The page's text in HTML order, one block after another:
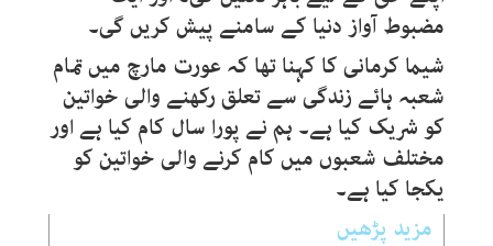
مضبوط آواز دنیا کے سامنے پیش کریں گی۔
شیما کرمانی کا کہنا تھا کہ عورت مارچ میں تمام
شعبہ ہائے زندگی سے تعلق رکھنے والی خواتین
کو شریک کیا ہے۔ ہم نے پورا سال کام کیا ہے اور
مختلف شعبوں میں کام کرنے والی خواتین کو
یکجا کیا ہے۔
مزید پڑھیں